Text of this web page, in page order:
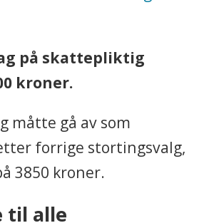
på skattepliktig
kroner.
måtte gå av som
forrige stortingsvalg,
3850 kroner.
til alle